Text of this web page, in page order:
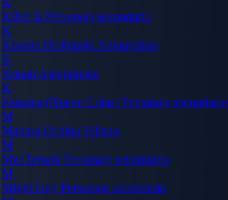
Killer B Personaje secundario
K
Kisame Hoshigaki Antagonista
K
Konan Antagonista
K
Kurama (Nueve Colas) Personaje secundario
M
Madara Uchiha Villano
M
Mei Terumi Personaje secundario
M
Might Guy Personaje secundario